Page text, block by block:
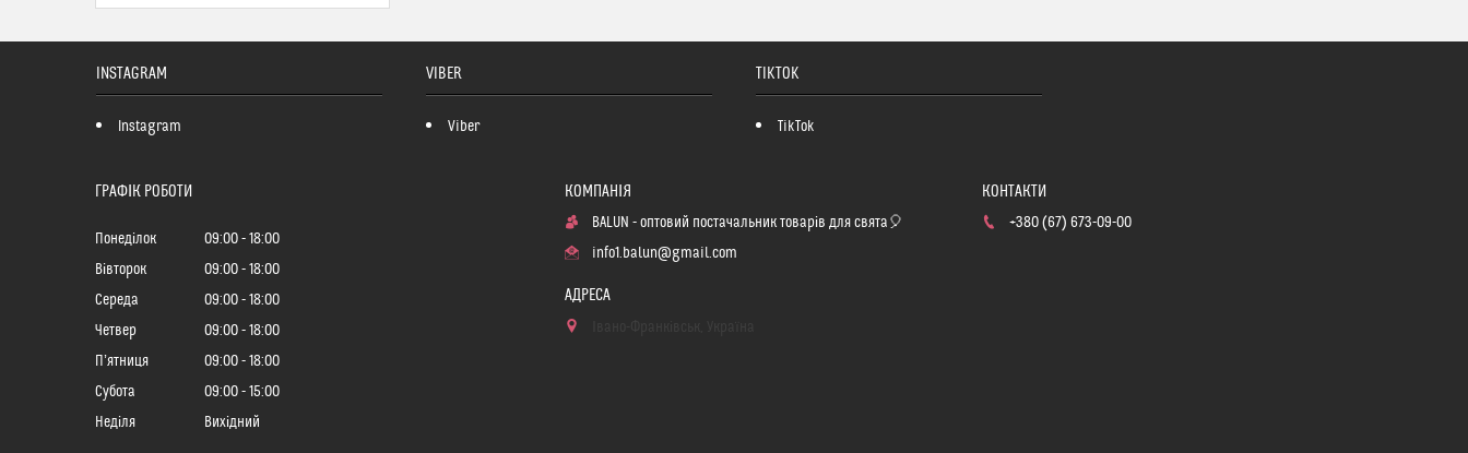
INSTAGRAM
Instagram
VIBER
Viber
TIKTOK
TikTok
ГРАФІК РОБОТИ
Понеділок 09:00
18:00
Вівторок
09:00
18:00
Середа
09:00
18:00
Четвер
09:00
18:00
Пʼятниця
09:00
18:00
Субота
09:00
15:00
Неділя
Вихідний
BALUN - оптовий постачальник товарів для свята🎈
info1.balun@gmail.com
+380 (67) 673-09-00